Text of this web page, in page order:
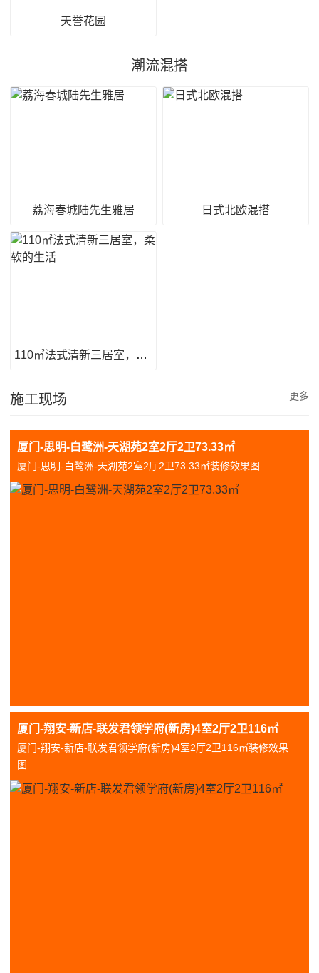
天誉花园
潮流混搭
荔海春城陆先生雅居 日式北欧混搭
110㎡法式清新三居室，柔软的生活
施工现场 更多
厦门-思明-白鹭洲-天湖苑2室2厅2卫73.33㎡
厦门-思明-白鹭洲-天湖苑2室2厅2卫73.33㎡装修效果图...
厦门-翔安-新店-联发君领学府(新房)4室2厅2卫116㎡
厦门-翔安-新店-联发君领学府(新房)4室2厅2卫116㎡装修效果
图...